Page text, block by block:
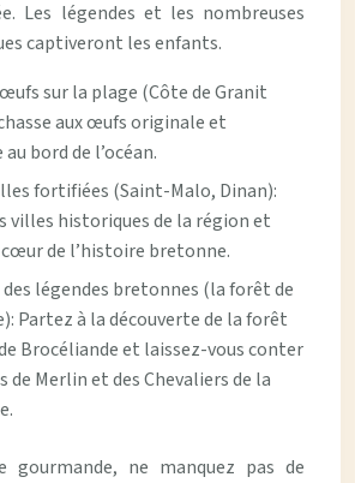
Les légendes et les nombreuses
captiveront les enfants.
sur la plage (Côte de Granit
aux œufs originale et
bord de l’océan.
fortifiées (Saint-Malo, Dinan):
villes historiques de la région et
de l’histoire bretonne.
légendes bretonnes (la forêt de
Partez à la découverte de la forêt
Brocéliande et laissez-vous conter
de Merlin et des Chevaliers de la
gourmande, ne manquez pas de